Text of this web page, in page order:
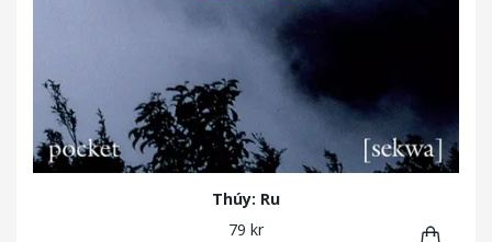
Thúy: Ru
79 kr